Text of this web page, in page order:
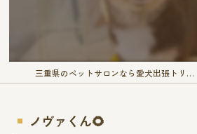
三重県のペットサロンなら愛犬出張トリミング E-QunQun
ノヴァくん🌻